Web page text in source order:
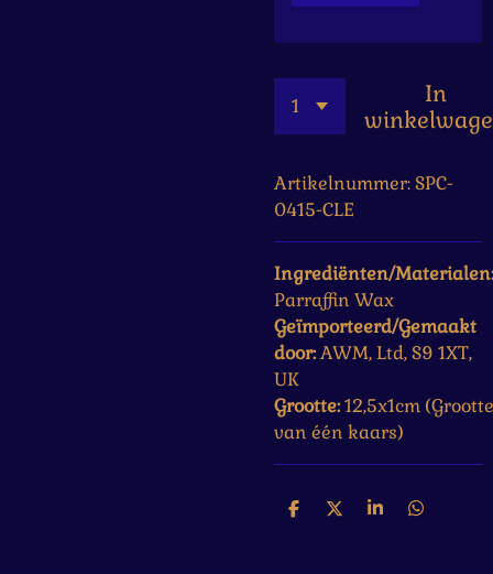
In
Artikelnummer:SPC-
0415-CLE
Ingrediënten/Materialen:
Parraffin Wax
Geïmporteerd/Gemaakt
door:AWM, Ltd, S9 1XT,
UK
Grootte:12,5x1cm (Grootte
van één kaars)
D
D
S
D